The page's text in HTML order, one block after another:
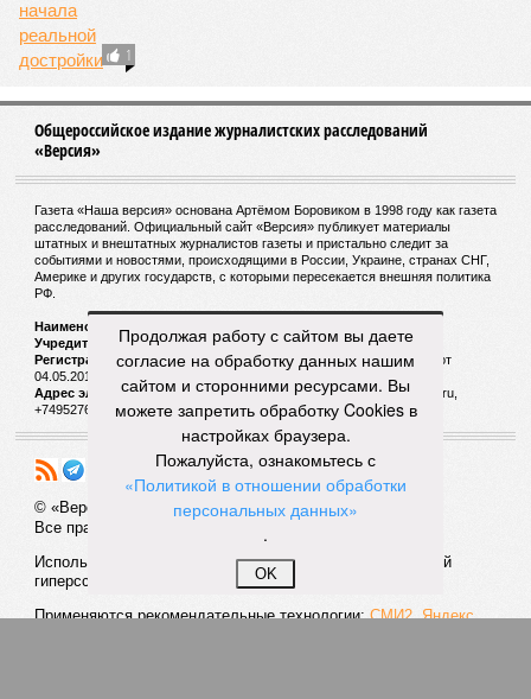
Россиянка, отравившая чужого ребенка
кашей, проведет в тюрьме 14 лет
Врачи посмеялись над фразами пациентов
под наркозом
СЛУЧАЙНЫЕ СТАТЬИ
вызвать пластиковые войны с участием ее
производителей
Продолжая работу с сайтом вы даете
согласие на обработку данных нашим
сайтом и сторонними ресурсами. Вы
можете запретить обработку Cookies в
настройках браузера.
Пожалуйста, ознакомьтесь с
«Политикой в отношении обработки
персональных данных»
.
OK